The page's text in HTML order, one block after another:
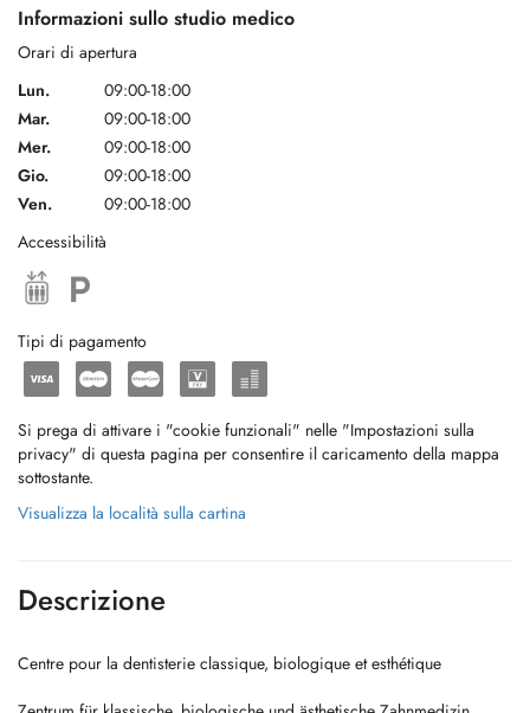
Informazioni sullo studio medico
Orari di apertura
Lun.
09:00-18:00
Mar.
09:00-18:00
Mer.
09:00-18:00
Gio.
09:00-18:00
Ven.
09:00-18:00
Accessibilità
Tipi di pagamento
Si prega di attivare i "cookie funzionali" nelle "Impostazioni sulla
privacy" di questa pagina per consentire il caricamento della mappa
sottostante.
Visualizza la località sulla cartina
Descrizione
Centre pour la dentisterie classique, biologique et esthétique